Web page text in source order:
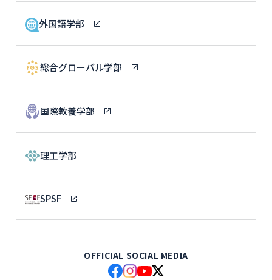
外国語学部
総合グローバル学部
国際教養学部
理工学部
SPSF
OFFICIAL SOCIAL MEDIA